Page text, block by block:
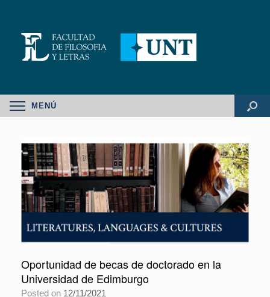
MENÚ
Oportunidad de becas de doctorado en la
Universidad de Edimburgo
Posted on 12/11/2021